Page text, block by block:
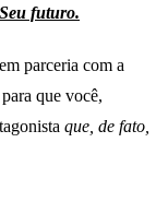
futuro.
em parceria com a
que você,
que, de fato,